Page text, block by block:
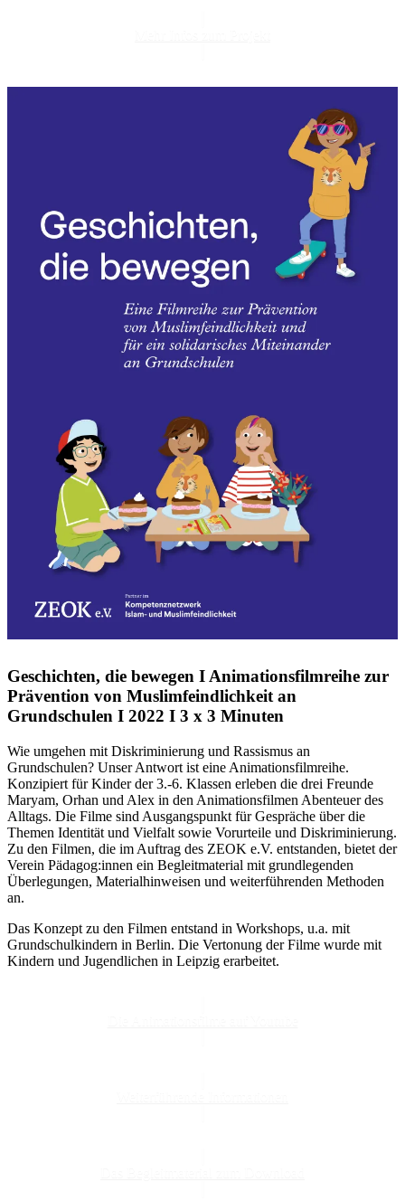
Geschichten, die bewegen I Animationsfilmreihe zur
Prävention von Muslimfeindlichkeit an
Grundschulen I 2022 I 3 x 3 Minuten
Wie umgehen mit Diskriminierung und Rassismus an
Grundschulen? Unser Antwort ist eine Animationsfilmreihe.
Konzipiert für Kinder der 3.-6. Klassen erleben die drei Freunde
Maryam, Orhan und Alex in den Animationsfilmen Abenteuer des
Alltags. Die Filme sind Ausgangspunkt für Gespräche über die
Themen Identität und Vielfalt sowie Vorurteile und Diskriminierung.
Zu den Filmen, die im Auftrag des ZEOK e.V. entstanden, bietet der
Verein Pädagog:innen ein Begleitmaterial mit grundlegenden
Überlegungen, Materialhinweisen und weiterführenden Methoden
an.
Das Konzept zu den Filmen entstand in Workshops, u.a. mit
Grundschulkindern in Berlin. Die Vertonung der Filme wurde mit
Kindern und Jugendlichen in Leipzig erarbeitet.